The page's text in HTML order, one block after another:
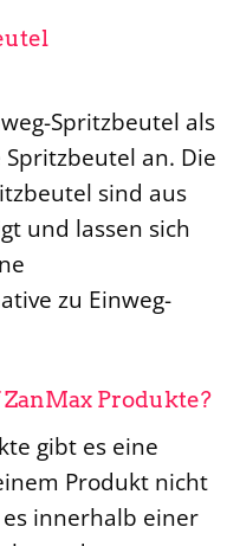
Spritzbeutel als
an. Die
sind aus
und lassen sich
zu Einweg-
Produkte?
gibt es eine
Produkt nicht
innerhalb einer